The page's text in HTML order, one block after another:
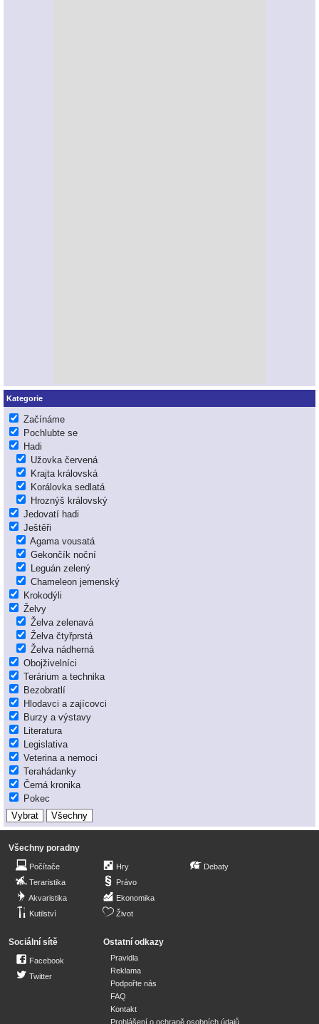
Kategorie
Začínáme
Pochlubte se
Hadi
Užovka červená
Krajta královská
Korálovka sedlatá
Hroznýš královský
Jedovatí hadi
Ještěři
Agama vousatá
Gekončík noční
Leguán zelený
Chameleon jemenský
Krokodýli
Želvy
Želva zelenavá
Želva čtyřprstá
Želva nádherná
Obojživelníci
Terárium a technika
Bezobratlí
Hlodavci a zajícovci
Burzy a výstavy
Literatura
Legislativa
Veterina a nemoci
Terahádanky
Černá kronika
Pokec
Všechny poradny
Počítače
Teraristika
Akvaristika
Kutilství
Hry
Právo
Ekonomika
Život
Debaty
Sociální sítě
Facebook
Twitter
Ostatní odkazy
Pravidla
Reklama
Podpořte nás
FAQ
Kontakt
Prohlášení o ochraně osobních údajů